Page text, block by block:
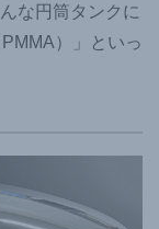
な円筒タンクに
）」といっ